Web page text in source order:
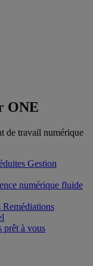
ONE
de travail numérique
Gestion
numérique fluide
Remédiations
prêt à vous